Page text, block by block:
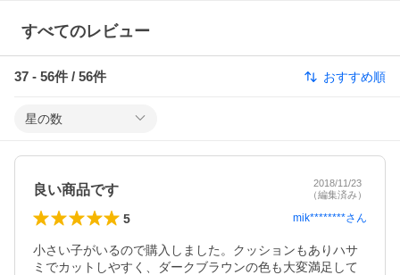
すべてのレビュー
37 - 56件 / 56件 おすすめ順
星の数
良い商品です
2018/11/23
（編集済み）
5 mik********さん
小さい子がいるので購入しました。クッションもありハサ
ミでカットしやすく、ダークブラウンの色も大変満足して